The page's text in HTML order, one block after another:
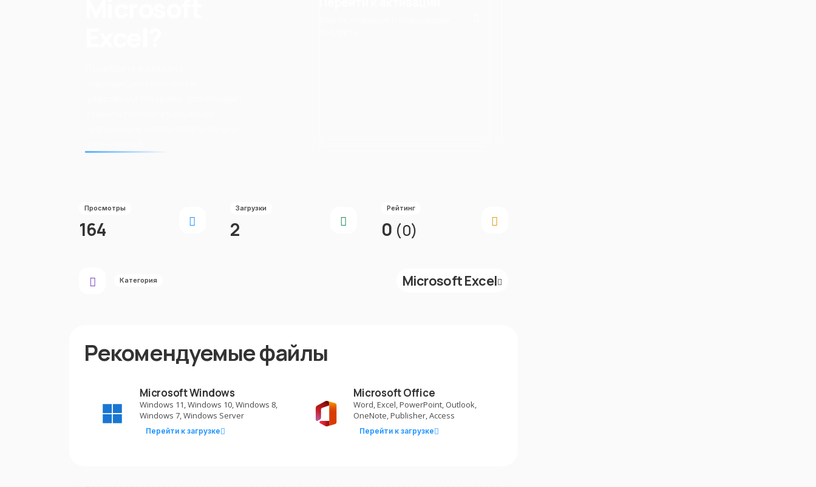
Просмотры
164
Загрузки
2
Рейтинг
0 (0)
Категория Microsoft Excel
Рекомендуемые файлы
Microsoft Windows
Windows 11, Windows 10, Windows 8,
Windows 7, Windows Server
Перейти к загрузке
Microsoft Office
Word, Excel, PowerPoint, Outlook,
OneNote, Publisher, Access
Перейти к загрузке